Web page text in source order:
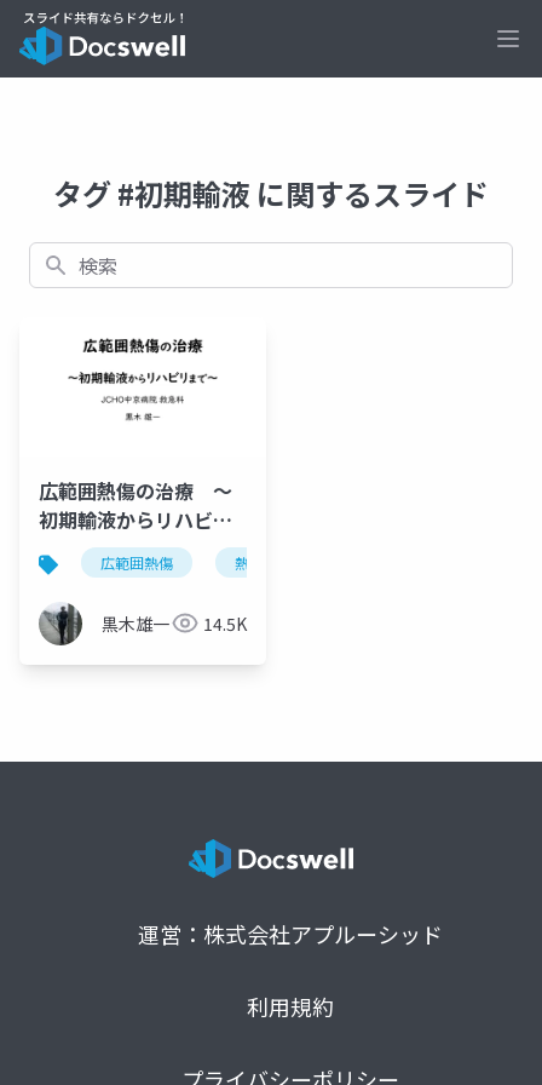
タグ #初期輸液 に関するスライド
検索
広範囲熱傷の治療 ～
初期輸液からリハビリ
まで～ 広範囲熱傷 熱傷初期輸液
黒木雄一 14.5K
運営：株式会社アプルーシッド
利用規約
プライバシーポリシー